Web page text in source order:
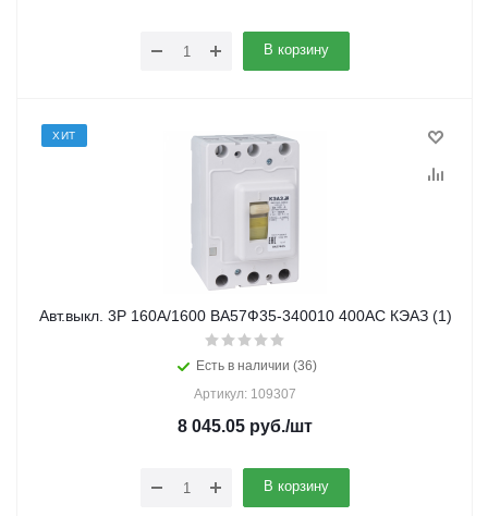
В корзину
ХИТ
Авт.выкл. 3Р 160А/1600 ВА57Ф35-340010 400АС КЭАЗ (1)
Есть в наличии (36)
Артикул: 109307
8 045.05 руб./шт
В корзину